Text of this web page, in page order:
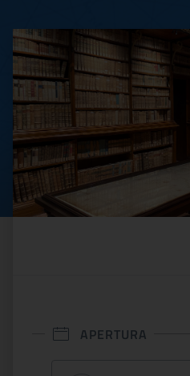
Gallerie
APERTURA